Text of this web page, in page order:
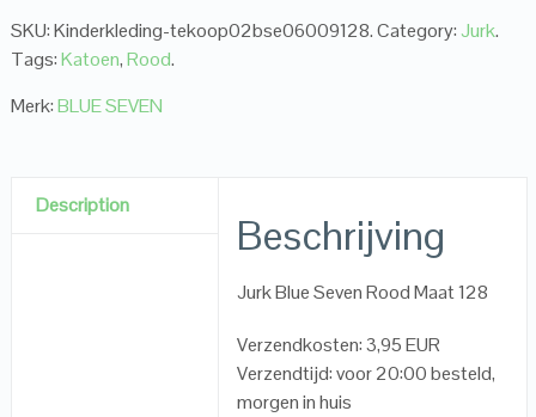
SKU:Kinderkleding-tekoop02bse06009128.Category: Jurk.
Tags:Katoen,Rood.
Merk:BLUE SEVEN
Description
Beschrijving
Jurk Blue Seven Rood Maat 128
Verzendkosten: 3,95 EUR
Verzendtijd: voor 20:00 besteld,
morgen in huis